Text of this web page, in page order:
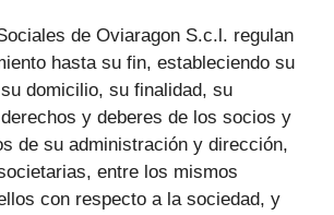
de Oviaragon S.c.l. regulan
hasta su fin, estableciendo su
domicilio, su finalidad, su
y deberes de los socios y
de su administración y dirección,
entre los mismos
con respecto a la sociedad, y